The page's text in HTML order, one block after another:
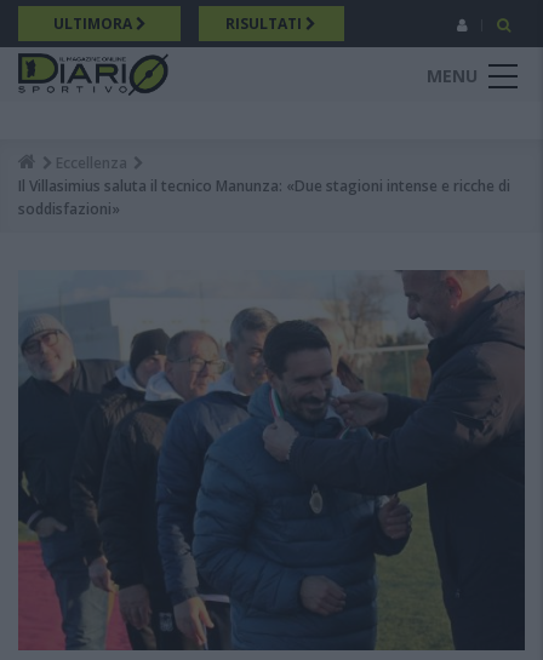
Salta
al
contenuto
principale
ULTIMORA RISULTATI
MENU
Breadcrumb
Eccellenza
Il Villasimius saluta il tecnico Manunza: «Due stagioni intense e ricche di
soddisfazioni»